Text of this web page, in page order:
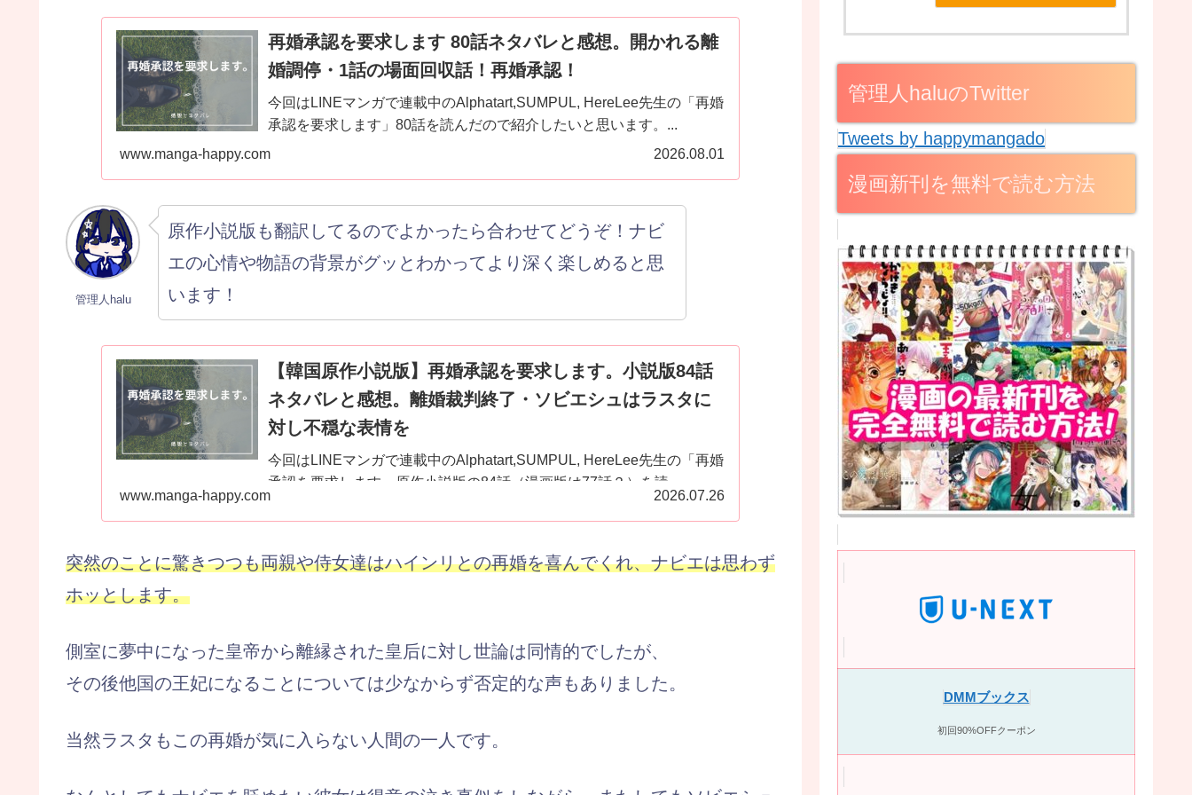
再婚承認を要求します 80話ネタバレと感想。開かれる離
婚調停・1話の場面回収話！再婚承認！
今回はLINEマンガで連載中のAlphatart,SUMPUL, HereLee先生の「再婚
承認を要求します」80話を読んだので紹介したいと思います。...
www.manga-happy.com
2026.08.01
管理人halu
原作小説版も翻訳してるのでよかったら合わせてどうぞ！ナビ
エの心情や物語の背景がグッとわかってより深く楽しめると思
います！
【韓国原作小説版】再婚承認を要求します。小説版84話
ネタバレと感想。離婚裁判終了・ソビエシュはラスタに
対し不穏な表情を
今回はLINEマンガで連載中のAlphatart,SUMPUL, HereLee先生の「再婚
承認を要求します」原作小説版の84話（漫画版は77話？）を読...
www.manga-happy.com
2026.07.26
突然のことに驚きつつも両親や侍女達はハインリとの再婚を喜んでくれ、ナビエは思わず
ホッとします。
側室に夢中になった皇帝から離縁された皇后に対し世論は同情的でしたが、
その後他国の王妃になることについては少なからず否定的な声もありました。
当然ラスタもこの再婚が気に入らない人間の一人です。
管理人haluのTwitter
Tweets by happymangado
漫画新刊を無料で読む方法
DMMブックス
初回90%OFFクーポン